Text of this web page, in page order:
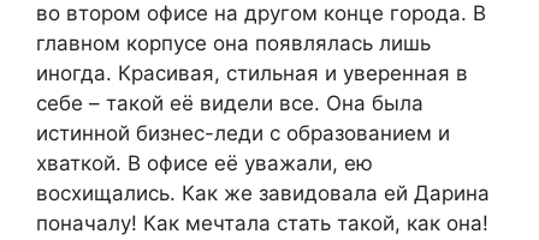
во втором офисе на другом конце города. В
главном корпусе она появлялась лишь
иногда. Красивая, стильная и уверенная в
себе – такой её видели все. Она была
истинной бизнес-леди с образованием и
хваткой. В офисе её уважали, ею
восхищались. Как же завидовала ей Дарина
поначалу! Как мечтала стать такой, как она!